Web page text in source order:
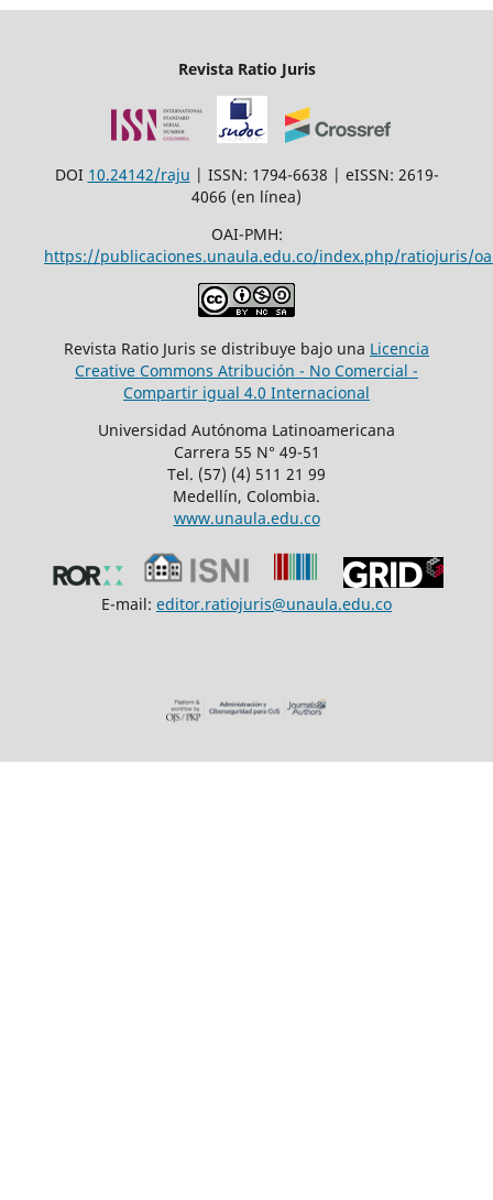
Revista Ratio Juris
DOI 10.24142/raju | ISSN: 1794-6638 | eISSN: 2619-
4066 (en línea)
OAI-PMH:
https://publicaciones.unaula.edu.co/index.php/ratiojuris/
Revista Ratio Juris se distribuye bajo una Licencia
Creative Commons Atribución - No Comercial -
Compartir igual 4.0 Internacional
Universidad Autónoma Latinoamericana
Carrera 55 N° 49-51
Tel. (57) (4) 511 21 99
Medellín, Colombia.
www.unaula.edu.co
E-mail: editor.ratiojuris@unaula.edu.co